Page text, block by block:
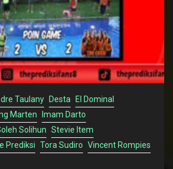
Taulany Desta El Dominal
Marten Imam Darto
Solihun Stevie Item
Prediksi Tora Sudiro Vincent Rompies